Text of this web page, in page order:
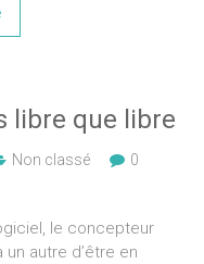
libre que libre
Non classé
0
le concepteur
autre d’être en